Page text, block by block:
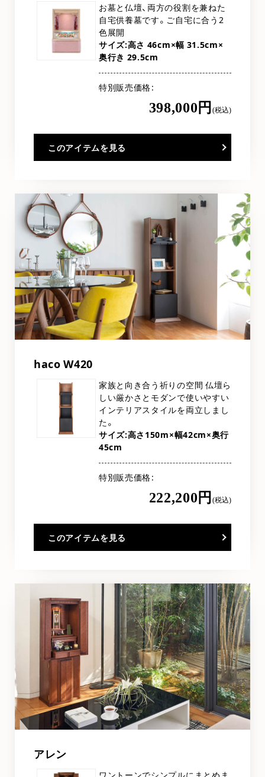
お墓と仏壇、両方の役割を兼ねた
自宅供養墓です。ご自宅に合う2
色展開
サイズ:高さ 46cm×幅 31.5cm×
奥行き 29.5cm
特別販売価格
398,000円(税込)
このアイテムを見る
haco W420
家族と向き合う祈りの空間 仏壇ら
しい厳かさとモダンで使いやすい
インテリアスタイルを両立しまし
た。
サイズ:高さ150m×幅42cm×奥行
45cm
特別販売価格
222,200円(税込)
このアイテムを見る
アレン
ワントーンでシンプルにまとめま